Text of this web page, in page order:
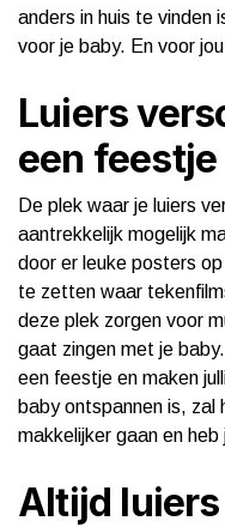
anders in huis te
voor je baby. En voor
Luiers
een feestje
De plek waar je luiers
aantrekkelijk mogelijk
door er leuke posters
te zetten waar
deze plek zorgen voor
gaat zingen met je
een feestje en maken
baby ontspannen is, zal
makkelijker gaan en
Altijd